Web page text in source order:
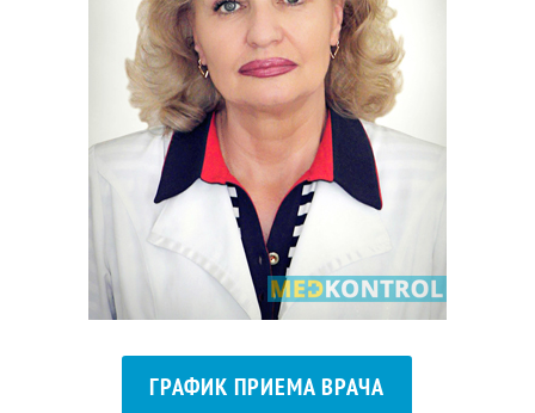
ГРАФИК ПРИЕМА ВРАЧА